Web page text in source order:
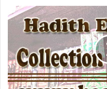
Mehfooz
Ankhai
in
Urdu
by
HaqBaat